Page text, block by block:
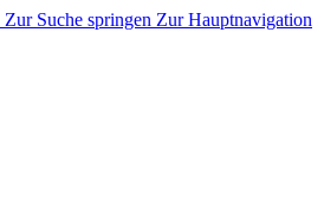
Zur Suche springen Zur Hauptnavigation